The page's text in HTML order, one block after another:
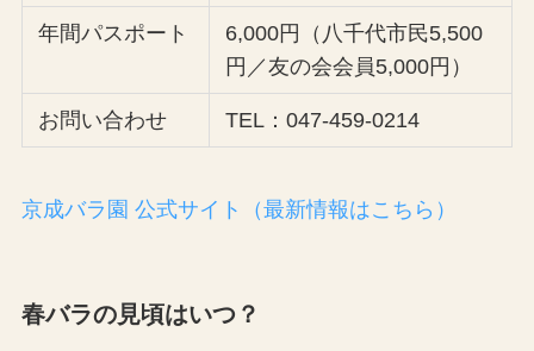
年間パスポート
6,000円（八千代市民5,500
円／友の会会員5,000円）
お問い合わせ TEL：047-459-0214
京成バラ園 公式サイト（最新情報はこちら）
春バラの見頃はいつ？